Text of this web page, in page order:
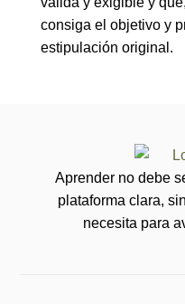
consiga el objetivo y
estipulación original.
Aprender no debe
plataforma clara,
necesita para